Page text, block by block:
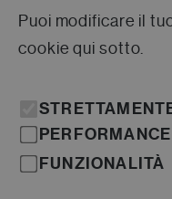
Puoi modificare il
cookie qui sotto.
PERFORMANCE
FUNZIONALITÀ